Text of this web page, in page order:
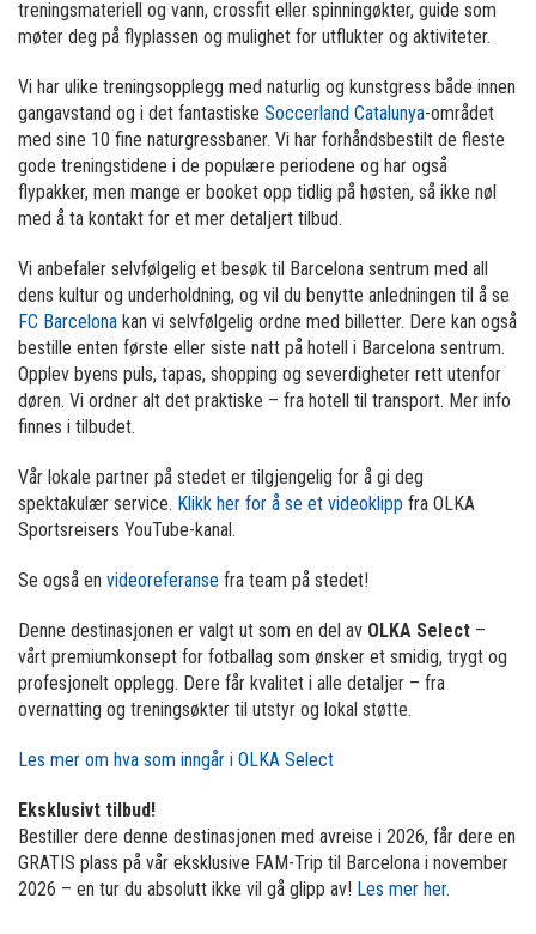
treningsmateriell og vann, crossfit eller spinningøkter, guide som
møter deg på flyplassen og mulighet for utflukter og aktiviteter.
Vi har ulike treningsopplegg med naturlig og kunstgress både innen
gangavstand og i det fantastiske Soccerland Catalunya-området
med sine 10 fine naturgressbaner. Vi har forhåndsbestilt de fleste
gode treningstidene i de populære periodene og har også
flypakker, men mange er booket opp tidlig på høsten, så ikke nøl
med å ta kontakt for et mer detaljert tilbud.
Vi anbefaler selvfølgelig et besøk til Barcelona sentrum med all
dens kultur og underholdning, og vil du benytte anledningen til å se
FC Barcelona kan vi selvfølgelig ordne med billetter. Dere kan også
bestille enten første eller siste natt på hotell i Barcelona sentrum.
Opplev byens puls, tapas, shopping og severdigheter rett utenfor
døren. Vi ordner alt det praktiske – fra hotell til transport. Mer info
finnes i tilbudet.
Vår lokale partner på stedet er tilgjengelig for å gi deg
spektakulær service. Klikk her for å se et videoklipp fra OLKA
Sportsreisers YouTube-kanal.
Se også en videoreferanse fra team på stedet!
Denne destinasjonen er valgt ut som en del av OLKA Select –
vårt premiumkonsept for fotballag som ønsker et smidig, trygt og
profesjonelt opplegg. Dere får kvalitet i alle detaljer – fra
overnatting og treningsøkter til utstyr og lokal støtte.
Les mer om hva som inngår i OLKA Select
Eksklusivt tilbud!
Bestiller dere denne destinasjonen med avreise i 2026, får dere en
GRATIS plass på vår eksklusive FAM-Trip til Barcelona i november
2026 – en tur du absolutt ikke vil gå glipp av! Les mer her.